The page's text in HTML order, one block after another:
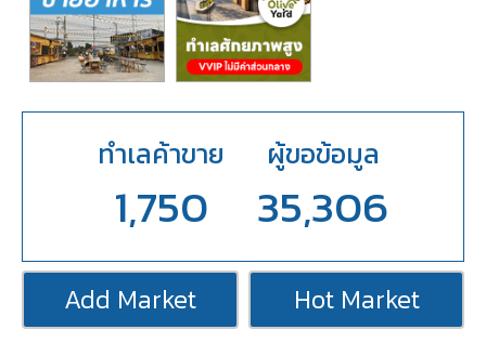
ทำเลค้าขาย
1,750
ผู้ขอข้อมูล
35,306
Add Market Hot Market